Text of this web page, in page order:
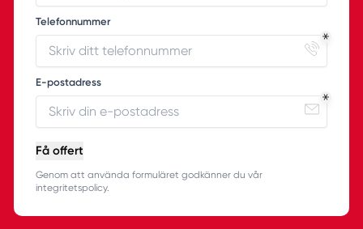
Telefonnummer
E-postadress
Få offert
Genom att använda formuläret godkänner du vår
integritetspolicy.